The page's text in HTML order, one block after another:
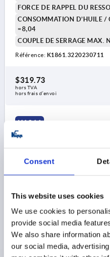
Consent
This website uses cookies
We use cookies to
provide social media
We also share information
our social media,
FORCE DE RAPPEL DU
CONSOMMATION D’HUILE /
=8,04
COUPLE DE SERRAGE MAX.
Référence: K1861.3220230711
$319.73
hors TVA
hors frais d’envoi
K1861
EFFET, DK=12, HUB=10,
FORME=B DIAMÈTRE DU
TYPE DE